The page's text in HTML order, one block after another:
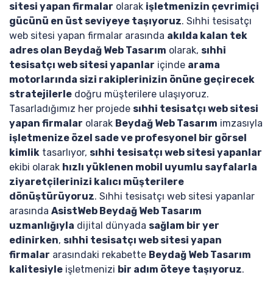
sitesi yapan firmalar olarak işletmenizin çevrimiçi
gücünü en üst seviyeye taşıyoruz. Sıhhi tesisatçı
web sitesi yapan firmalar arasında akılda kalan tek
adres olan Beydağ Web Tasarım olarak, sıhhi
tesisatçı web sitesi yapanlar içinde arama
motorlarında sizi rakiplerinizin önüne geçirecek
stratejilerle doğru müşterilere ulaşıyoruz.
Tasarladığımız her projede sıhhi tesisatçı web sitesi
yapan firmalar olarak Beydağ Web Tasarım imzasıyla
işletmenize özel sade ve profesyonel bir görsel
kimlik tasarlıyor, sıhhi tesisatçı web sitesi yapanlar
ekibi olarak hızlı yüklenen mobil uyumlu sayfalarla
ziyaretçilerinizi kalıcı müşterilere
dönüştürüyoruz. Sıhhi tesisatçı web sitesi yapanlar
arasında AsistWeb Beydağ Web Tasarım
uzmanlığıyla dijital dünyada sağlam bir yer
edinirken, sıhhi tesisatçı web sitesi yapan
firmalar arasındaki rekabette Beydağ Web Tasarım
kalitesiyle işletmenizi bir adım öteye taşıyoruz.